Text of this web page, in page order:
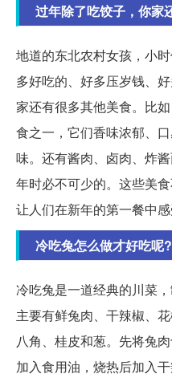
过年除了吃饺子，你家
地道的东北农村女孩，小
多好吃的、好多压岁钱、
家还有很多其他美食。比
食之一，它们香味浓郁、
味。还有酱肉、卤肉、炸
年时必不可少的。这些美
让人们在新年的第一餐中感
冷吃兔怎么做才好吃呢?
冷吃兔是一道经典的川菜
主要有鲜兔肉、干辣椒、
八角、桂皮和葱。先将兔
加入食用油，烧热后加入